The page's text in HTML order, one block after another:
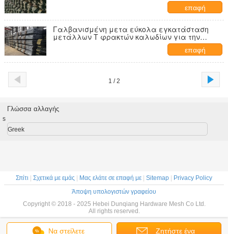
επαφή
Γαλβανισμένη μετα εύκολα εγκατάσταση
μετάλλων Τ φρακτών καλωδίων για την
επαφή
1 / 2
Να στείλετε Ζητήστε ένα
Γλώσσα αλλαγής
s
Greek
Σπίτι Σχετικά με εμάς Μας ελάτε σε επαφή με Sitemap
Privacy Policy
Άποψη υπολογιστών γραφείου
Copyright © 2018 - 2025 Hebei Dunqiang Hardware Mesh Co Ltd.
All rights reserved.